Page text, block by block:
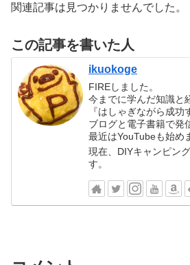
関連記事は見つかりませんでした。
この記事を書いた人
ikuokoge
FIREしました。
今までに学んだ知識と
『はしゃぎながら成
ブログと電子書籍で発
最近はYouTubeも始め
現在、DIYキャンピン
す。